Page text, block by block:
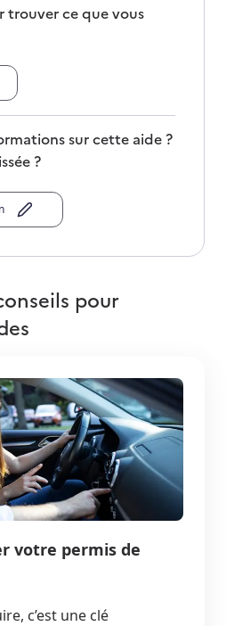
trouver ce que vous
sur cette aide ?
?
pour
votre permis de
c’est une clé